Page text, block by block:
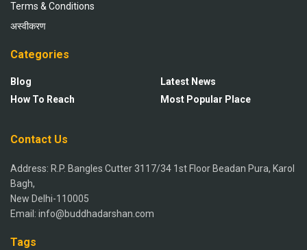
Terms & Conditions
अस्वीकरण
Categories
Blog
How To Reach
Latest News
Most Popular Place
Contact Us
Address: R.P. Bangles Cutter 3117/34 1st Floor Beadan Pura, Karol
Bagh,
New Delhi-110005
Email: info@buddhadarshan.com
Tags